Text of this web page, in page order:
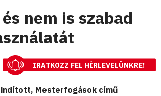
nem is szabad
IRATKOZZ FEL HÍRLEVELÜNKRE!
indított, Mesterfogások című